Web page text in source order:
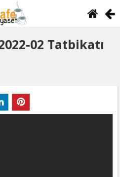
02 Tatbikatı